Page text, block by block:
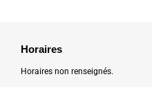
Horaires
Horaires non renseignés.